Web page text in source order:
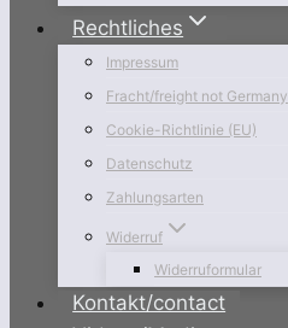
Rechtliches
Impressum
Fracht/freight not Germany
Cookie-Richtlinie (EU)
Datenschutz
Zahlungsarten
Widerruf
Widerruformular
Kontakt/contact